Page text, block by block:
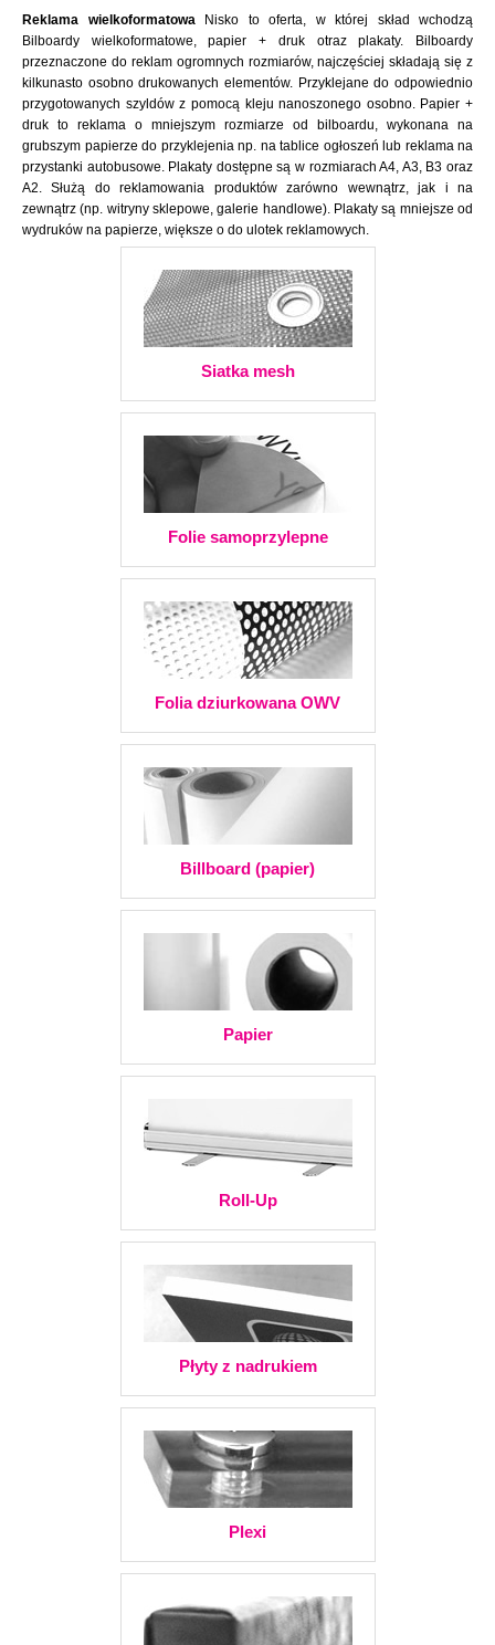
Reklama wielkoformatowaNisko to oferta, w której skład wchodzą
Bilboardy wielkoformatowe, papier + druk otraz plakaty. Bilboardy
przeznaczone do reklam ogromnych rozmiarów, najczęściej składają się z
kilkunasto osobno drukowanych elementów. Przyklejane do odpowiednio
przygotowanych szyldów z pomocą kleju nanoszonego osobno. Papier +
druk to reklama o mniejszym rozmiarze od bilboardu, wykonana na
grubszym papierze do przyklejenia np. na tablice ogłoszeń lub reklama na
przystanki autobusowe. Plakaty dostępne są w rozmiarach A4, A3, B3 oraz
A2. Służą do reklamowania produktów zarówno wewnątrz, jak i na
zewnątrz (np. witryny sklepowe, galerie handlowe). Plakaty są mniejsze od
wydruków na papierze, większe o do ulotek reklamowych.
Siatka mesh
Folie samoprzylepne
Folia dziurkowana OWV
Billboard (papier)
Papier
Roll-Up
Płyty z nadrukiem
Plexi